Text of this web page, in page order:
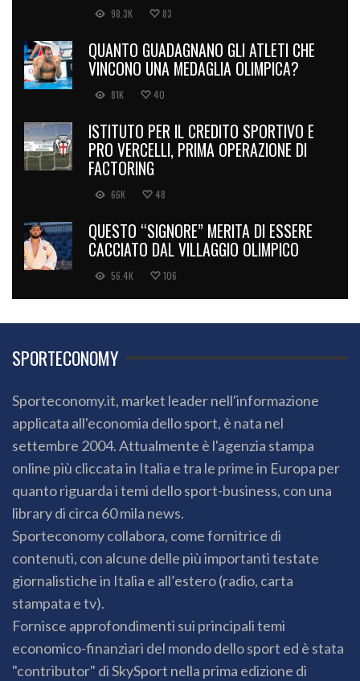
98.3K 83
QUANTO GUADAGNANO GLI ATLETI CHE
VINCONO UNA MEDAGLIA OLIMPICA?
81K 40
ISTITUTO PER IL CREDITO SPORTIVO E
PRO VERCELLI, PRIMA OPERAZIONE DI
FACTORING
66K 48
QUESTO “SIGNORE” MERITA DI ESSERE
CACCIATO DAL VILLAGGIO OLIMPICO
56.4K 106
SPORTECONOMY
Sporteconomy.it, market leader nell'informazione
applicata all'economia dello sport, è nata nel
settembre 2004. Attualmente è l'agenzia stampa
online più cliccata in Italia e tra le prime in Europa per
quanto riguarda i temi dello sport-business, con una
library di circa 60 mila news.
Sporteconomy collabora, come fornitrice di
contenuti, con alcune delle più importanti testate
giornalistiche in Italia e all’estero (radio, carta
stampata e tv).
Fornisce approfondimenti sui principali temi
economico-finanziari del mondo dello sport ed è stata
"contributor" di SkySport nella prima edizione di